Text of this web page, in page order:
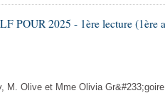
POUR 2025 - 1ère lecture (1ère
M. Olive et Mme Olivia